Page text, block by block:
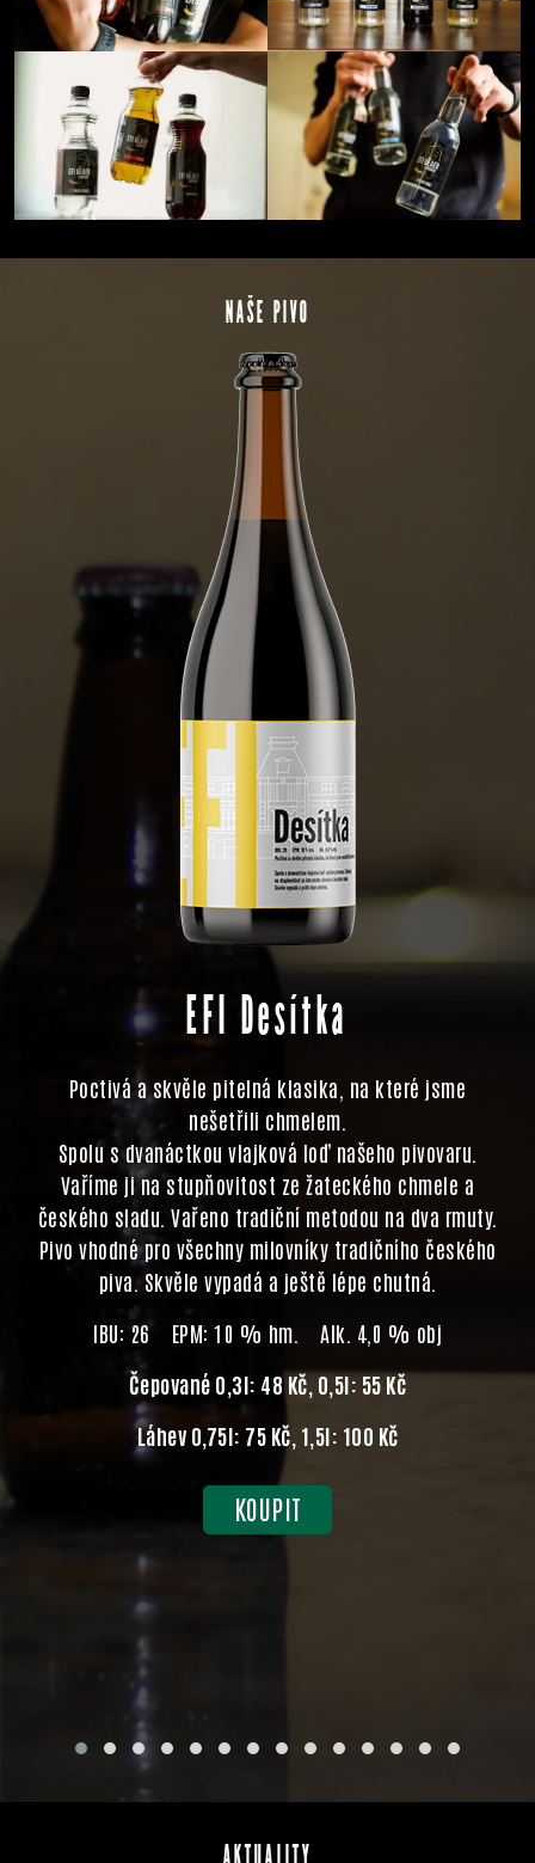
NAŠE PIVO
EFI Desítka
Poctivá a skvěle pitelná klasika, na které jsme
nešetřili chmelem.
Spolu s dvanáctkou vlajková loď našeho pivovaru.
Vaříme ji na stupňovitost ze žateckého chmele a
českého sladu. Vařeno tradiční metodou na dva rmuty.
Pivo vhodné pro všechny milovníky tradičního českého
piva. Skvěle vypadá a ještě lépe chutná.
IBU: 26 EPM: 10 % hm. Alk. 4,0 % obj
Čepované 0,3l: 48 Kč, 0,5l: 55 Kč
Láhev 0,75l: 75 Kč, 1,5l: 100 Kč
KOUPIT